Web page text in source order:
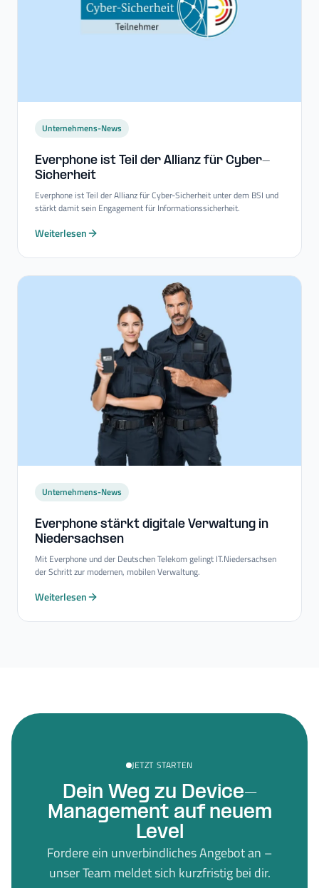
Unternehmens-News
Everphone ist Teil der Allianz für Cyber-​
Sicherheit
Everphone ist Teil der Allianz für Cyber-Sicherheit unter dem BSI und
stärkt damit sein Engagement für Informationssicherheit.
Weiterlesen
Unternehmens-News
Everphone stärkt digitale Verwaltung in
Niedersachsen
Mit Everphone und der Deutschen Telekom gelingt IT.Niedersachsen
der Schritt zur modernen, mobilen Verwaltung.
Weiterlesen
JETZT STARTEN
Dein Weg zu Device-
Management auf neuem
Level
Fordere ein unverbindliches Angebot an –
unser Team meldet sich kurzfristig bei dir.